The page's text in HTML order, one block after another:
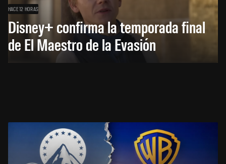
HACE 12 HORAS
Disney+ confirma la temporada final
de El Maestro de la Evasión